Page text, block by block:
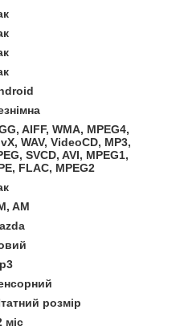
AIFF, WMA, MPEG4,
WAV, VideoCD, MP3,
SVCD, AVI, MPEG1,
FLAC, MPEG2
AM
розмір
міс